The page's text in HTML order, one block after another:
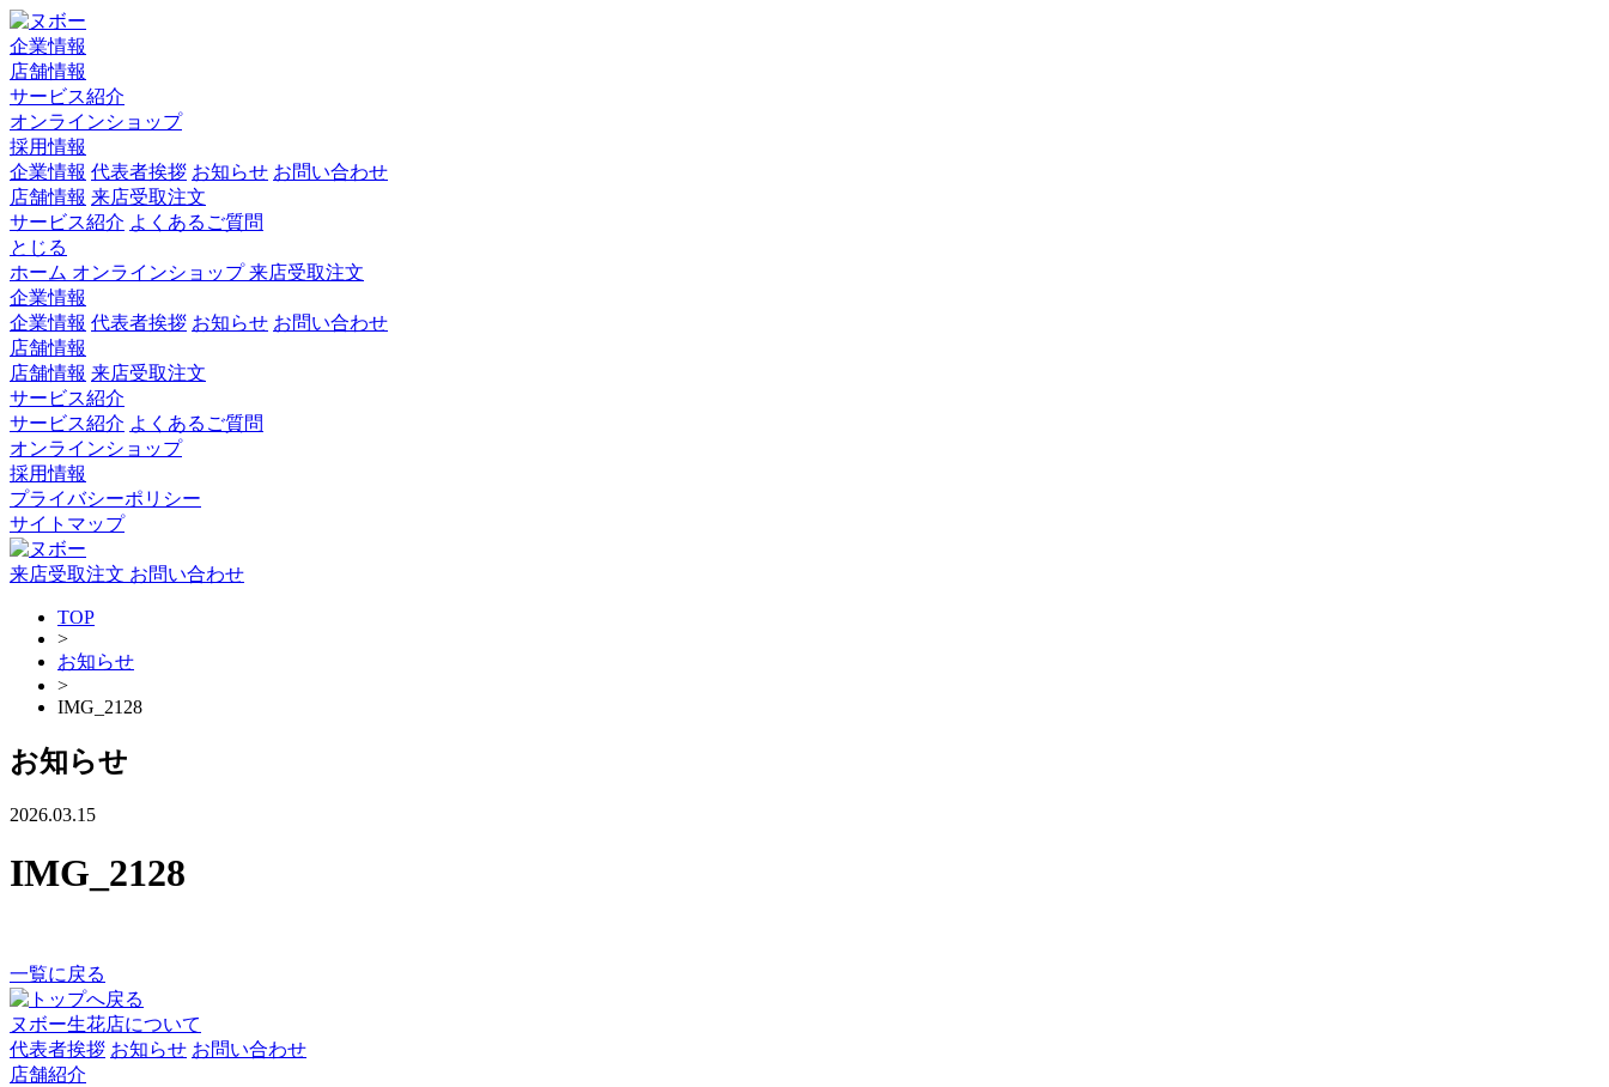
企業情報
店舗情報
サービス紹介
オンラインショップ
採用情報
企業情報 代表者挨拶 お知らせ お問い合わせ
店舗情報 来店受取注文
サービス紹介 よくあるご質問
とじる
ホーム オンラインショップ来店受取注文
企業情報
企業情報 代表者挨拶 お知らせ お問い合わせ
店舗情報
店舗情報 来店受取注文
サービス紹介
サービス紹介 よくあるご質問
オンラインショップ
採用情報
プライバシーポリシー
サイトマップ
来店受取注文 お問い合わせ
TOP
>
お知らせ
>
IMG_2128
お知らせ
2026.03.15
IMG_2128
一覧に戻る
ヌボー生花店について
代表者挨拶 お知らせ お問い合わせ
店舗紹介